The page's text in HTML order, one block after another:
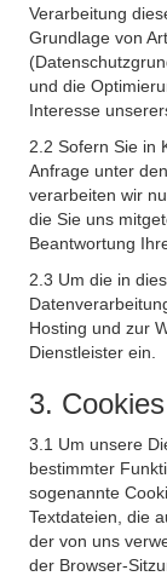
Verarbeitung
Grundlage von
und die
Interesse
2.2 Sofern Sie in
Anfrage unter
verarbeiten wir
die Sie uns
Beantwortung
2.3 Um die in
Hosting und zur
Dienstleister ein.
3. Cookies
3.1 Um unsere
bestimmter
sogenannte
Textdateien, die
der von uns
der Browser-